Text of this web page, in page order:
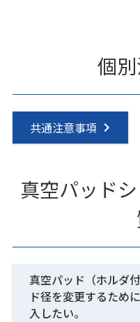
個
共通注意事項
真空パッド
真空パッド（ホルダ
ド径を変更するため
入したい。